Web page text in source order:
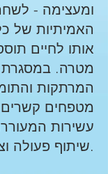
ומעצימה -
האמיתיות של
אותו לחיים
מטרה. במסגרת
המרתקות
מטפחים קשרים
עשירות
שיתוף פעולה וצמיחה אישית.